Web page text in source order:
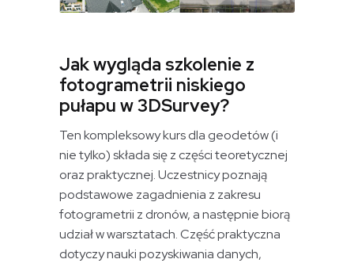
Jak wygląda szkolenie z
fotogrametrii niskiego
pułapu w 3DSurvey?
Ten kompleksowy kurs dla geodetów (i
nie tylko) składa się z części teoretycznej
oraz praktycznej. Uczestnicy poznają
podstawowe zagadnienia z zakresu
fotogrametrii z dronów, a następnie biorą
udział w warsztatach. Część praktyczna
dotyczy nauki pozyskiwania danych,